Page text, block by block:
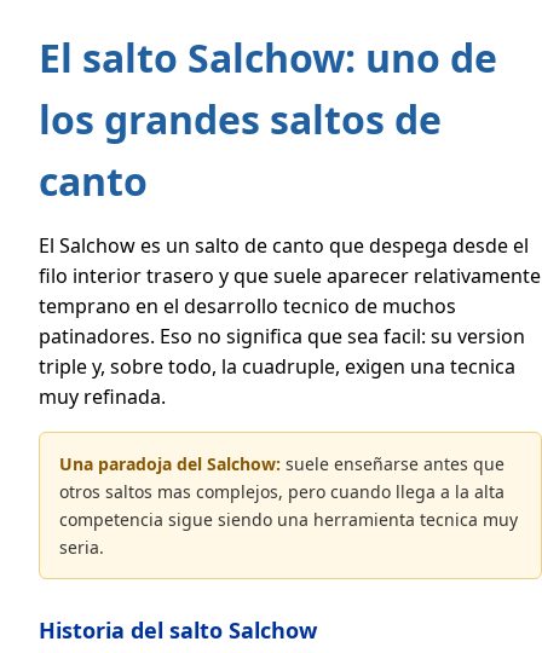
El salto Salchow: uno de
los grandes saltos de
canto
El Salchow es un salto de canto que despega desde el
filo interior trasero y que suele aparecer relativamente
temprano en el desarrollo tecnico de muchos
patinadores. Eso no significa que sea facil: su version
triple y, sobre todo, la cuadruple, exigen una tecnica
muy refinada.
Una paradoja del Salchow: suele enseñarse antes que
otros saltos mas complejos, pero cuando llega a la alta
competencia sigue siendo una herramienta tecnica muy
seria.
Historia del salto Salchow